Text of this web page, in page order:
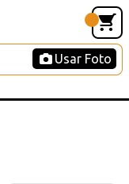
Usar Foto